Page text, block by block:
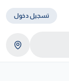
تسجيل دخول